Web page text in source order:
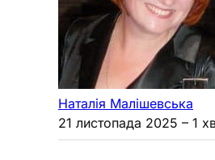
Наталія Малішевська
21 листопада 2025 – 1